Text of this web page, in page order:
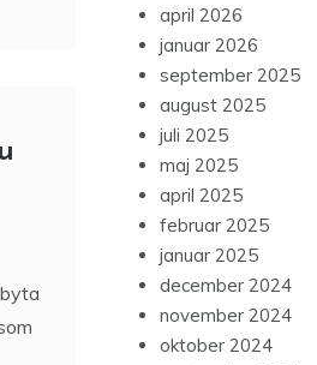
Archives
juli 2026
april 2026
januar 2026
september 2025
august 2025
juli 2025
maj 2025
april 2025
februar 2025
januar 2025